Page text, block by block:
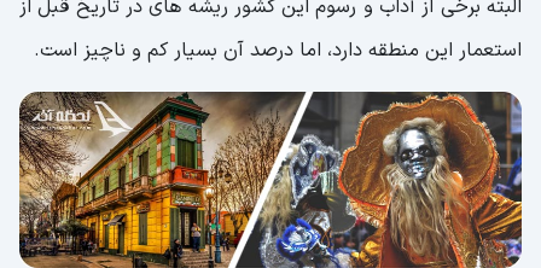
البته برخی از آداب و رسوم این کشور ریشه های در تاریخ قبل از
استعمار این منطقه دارد، اما درصد آن بسیار کم و ناچیز است.